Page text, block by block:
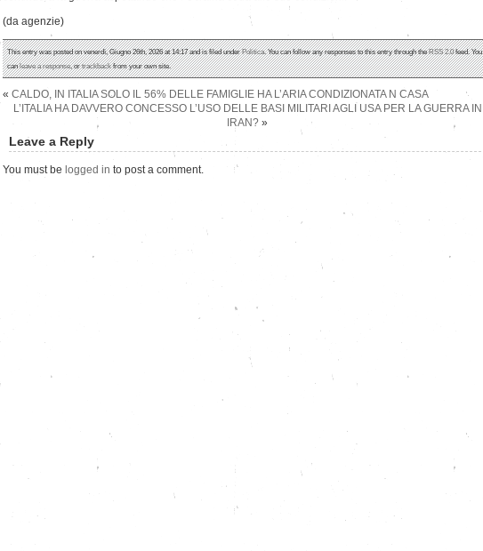
(da agenzie)
This entry was posted on venerdì, Giugno 26th, 2026 at 14:17 and is filed underPolitica. You can follow any responses to this entry through theRSS 2.0feed. You
canleave a response, ortrackbackfrom your own site.
« CALDO, IN ITALIA SOLO IL 56% DELLE FAMIGLIE HA L’ARIA CONDIZIONATA N CASA
L’ITALIA HA DAVVERO CONCESSO L’USO DELLE BASI MILITARI AGLI USA PER LA GUERRA IN
IRAN? »
Leave a Reply
You must be logged in to post a comment.